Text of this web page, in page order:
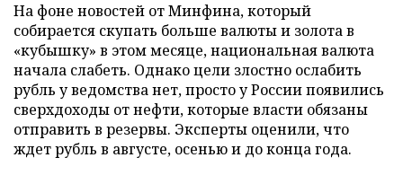
На фоне новостей от Минфина, который
собирается скупать больше валюты и золота в
«кубышку» в этом месяце, национальная валюта
начала слабеть. Однако цели злостно ослабить
рубль у ведомства нет, просто у России появились
сверхдоходы от нефти, которые власти обязаны
отправить в резервы. Эксперты оценили, что
ждет рубль в августе, осенью и до конца года.